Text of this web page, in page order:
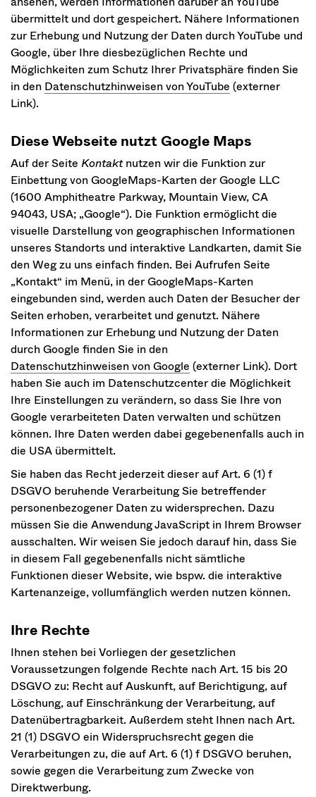
übermittelt und dort gespeichert. Nähere Informationen
zur Erhebung und Nutzung der Daten durch YouTube und
Google, über Ihre diesbezüglichen Rechte und
Möglichkeiten zum Schutz Ihrer Privatsphäre finden Sie
in den Datenschutzhinweisen von YouTube (externer
Link).
Diese Webseite nutzt Google Maps
Auf der Seite Kontaktnutzen wir die Funktion zur
Einbettung von GoogleMaps-Karten der Google LLC
(1600 Amphitheatre Parkway, Mountain View, CA
94043, USA; „Google“). Die Funktion ermöglicht die
visuelle Darstellung von geographischen Informationen
unseres Standorts und interaktive Landkarten, damit Sie
den Weg zu uns einfach finden. Bei Aufrufen Seite
„Kontakt“ im Menü, in der GoogleMaps-Karten
eingebunden sind, werden auch Daten der Besucher der
Seiten erhoben, verarbeitet und genutzt. Nähere
Informationen zur Erhebung und Nutzung der Daten
durch Google finden Sie in den
Datenschutzhinweisen von Google (externer Link). Dort
haben Sie auch im Datenschutzcenter die Möglichkeit
Ihre Einstellungen zu verändern, so dass Sie Ihre von
Google verarbeiteten Daten verwalten und schützen
können. Ihre Daten werden dabei gegebenenfalls auch in
die USA übermittelt.
Sie haben das Recht jederzeit dieser auf Art. 6 (1) f
DSGVO beruhende Verarbeitung Sie betreffender
personenbezogener Daten zu widersprechen. Dazu
müssen Sie die Anwendung JavaScript in Ihrem Browser
ausschalten. Wir weisen Sie jedoch darauf hin, dass Sie
in diesem Fall gegebenenfalls nicht sämtliche
Funktionen dieser Website, wie bspw. die interaktive
Kartenanzeige, vollumfänglich werden nutzen können.
Ihre Rechte
Ihnen stehen bei Vorliegen der gesetzlichen
Voraussetzungen folgende Rechte nach Art. 15 bis 20
DSGVO zu: Recht auf Auskunft, auf Berichtigung, auf
Löschung, auf Einschränkung der Verarbeitung, auf
Datenübertragbarkeit. Außerdem steht Ihnen nach Art.
21 (1) DSGVO ein Widerspruchsrecht gegen die
Verarbeitungen zu, die auf Art. 6 (1) f DSGVO beruhen,
sowie gegen die Verarbeitung zum Zwecke von
Direktwerbung.